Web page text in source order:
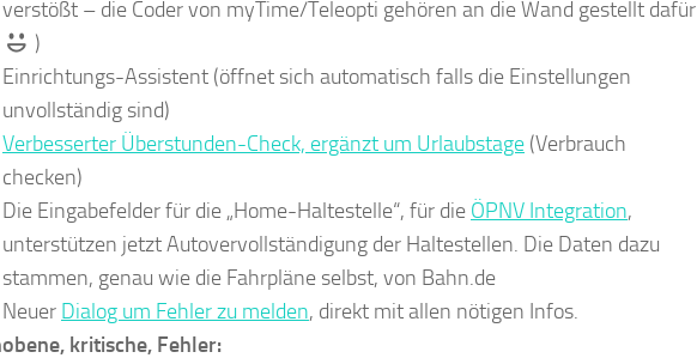
verstößt – die Coder von myTime/Teleopti gehören an die Wand gestellt dafür
)
Einrichtungs-Assistent (öffnet sich automatisch falls die Einstellungen
unvollständig sind)
Verbesserter Überstunden-Check, ergänzt um Urlaubstage (Verbrauch
checken)
Die Eingabefelder für die „Home-Haltestelle“, für die ÖPNV Integration,
unterstützen jetzt Autovervollständigung der Haltestellen. Die Daten dazu
stammen, genau wie die Fahrpläne selbst, von Bahn.de
Neuer Dialog um Fehler zu melden, direkt mit allen nötigen Infos.
kritische, Fehler: